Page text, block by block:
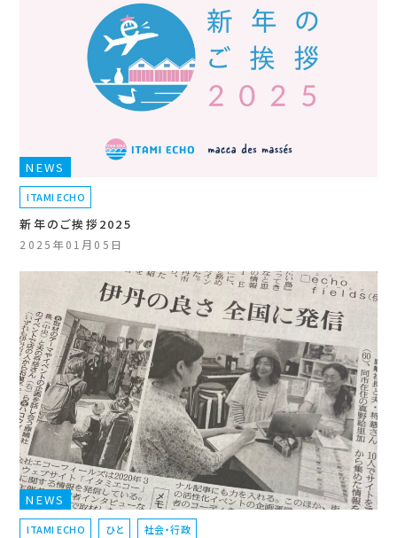
NEWS
ITAMI ECHO
新年のご挨拶2025
2025年01月05日
NEWS
ITAMI ECHO ひと 社会・行政